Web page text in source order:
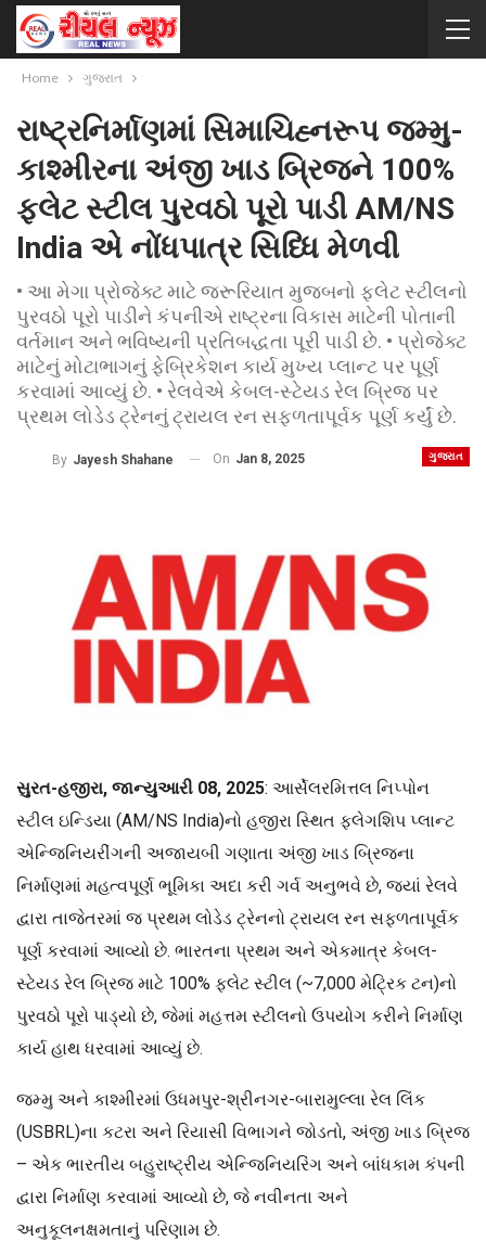
Home ગુજરાત
રાષ્ટ્રનિર્માણમાં સિમાચિહ્નરૂપ જમ્મુ-
કાશ્મીરના અંજી ખાડ બ્રિજને 100%
ફ્લેટ સ્ટીલ પુરવઠો પૂરો પાડી AM/NS
India એ નોંધપાત્ર સિધ્ધિ મેળવી
• આ મેગા પ્રોજેક્ટ માટે જરૂરિયાત મુજબનો ફ્લેટ સ્ટીલનો
પુરવઠો પૂરો પાડીને કંપનીએ રાષ્ટ્રના વિકાસ માટેની પોતાની
વર્તમાન અને ભવિષ્યની પ્રતિબદ્ધતા પૂરી પાડી છે. • પ્રોજેક્ટ
માટેનું મોટાભાગનું ફેબ્રિકેશન કાર્ય મુખ્ય પ્લાન્ટ પર પૂર્ણ
કરવામાં આવ્યું છે. • રેલવેએ કેબલ-સ્ટેયડ રેલ બ્રિજ પર
પ્રથમ લોડેડ ટ્રેનનું ટ્રાયલ રન સફળતાપૂર્વક પૂર્ણ કર્યું છે.
ગુજરાત
By Jayesh Shahane On Jan 8, 2025
સુરત-હજીરા, જાન્યુઆરી 08, 2025: આર્સેલરમિત્તલ નિપ્પોન
સ્ટીલ ઇન્ડિયા (AM/NS India)નો હજીરા સ્થિત ફ્લેગશિપ પ્લાન્ટ
એન્જિનિયરીંગની અજાયબી ગણાતા અંજી ખાડ બ્રિજના
નિર્માણમાં મહત્વપૂર્ણ ભૂમિકા અદા કરી ગર્વ અનુભવે છે, જ્યાં રેલવે
દ્વારા તાજેતરમાં જ પ્રથમ લોડેડ ટ્રેનનો ટ્રાયલ રન સફળતાપૂર્વક
પૂર્ણ કરવામાં આવ્યો છે. ભારતના પ્રથમ અને એકમાત્ર કેબલ-
સ્ટેયડ રેલ બ્રિજ માટે 100% ફ્લેટ સ્ટીલ (~7,000 મેટ્રિક ટન)નો
પુરવઠો પૂરો પાડ્યો છે, જેમાં મહત્તમ સ્ટીલનો ઉપયોગ કરીને નિર્માણ
કાર્ય હાથ ધરવામાં આવ્યું છે.
જમ્મુ અને કાશ્મીરમાં ઉધમપુર-શ્રીનગર-બારામુલ્લા રેલ લિંક
(USBRL)ના કટરા અને રિયાસી વિભાગને જોડતો, અંજી ખાડ બ્રિજ
– એક ભારતીય બહુરાષ્ટ્રીય એન્જિનિયરિંગ અને બાંધકામ કંપની
દ્વારા નિર્માણ કરવામાં આવ્યો છે, જે નવીનતા અને
અનુકૂલનક્ષમતાનું પરિણામ છે.